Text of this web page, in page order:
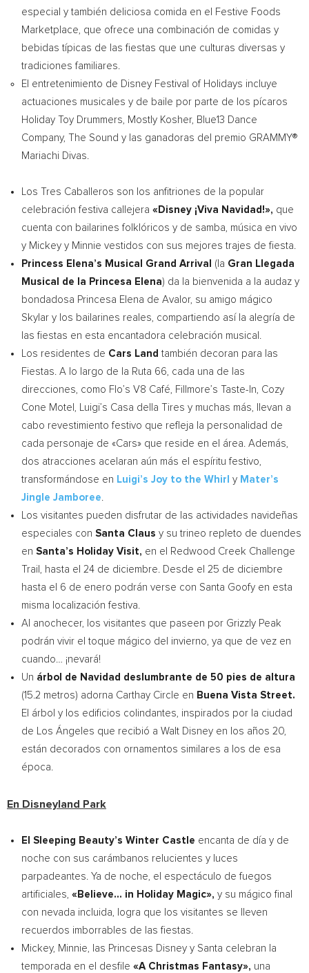
especial y también deliciosa comida en el Festive Foods
Marketplace, que ofrece una combinación de comidas y
bebidas típicas de las fiestas que une culturas diversas y
tradiciones familiares.
El entretenimiento de Disney Festival of Holidays incluye
actuaciones musicales y de baile por parte de los pícaros
Holiday Toy Drummers, Mostly Kosher, Blue13 Dance
Company, The Sound y las ganadoras del premio GRAMMY®
Mariachi Divas.
Los Tres Caballeros son los anfitriones de la popular
celebración festiva callejera «Disney ¡Viva Navidad!», que
cuenta con bailarines folklóricos y de samba, música en vivo
y Mickey y Minnie vestidos con sus mejores trajes de fiesta.
Princess Elena’s Musical Grand Arrival (la Gran Llegada
Musical de la Princesa Elena) da la bienvenida a la audaz y
bondadosa Princesa Elena de Avalor, su amigo mágico
Skylar y los bailarines reales, compartiendo así la alegría de
las fiestas en esta encantadora celebración musical.
Los residentes de Cars Land también decoran para las
Fiestas. A lo largo de la Ruta 66, cada una de las
direcciones, como Flo’s V8 Café, Fillmore’s Taste-In, Cozy
Cone Motel, Luigi’s Casa della Tires y muchas más, llevan a
cabo revestimiento festivo que refleja la personalidad de
cada personaje de «Cars» que reside en el área. Además,
dos atracciones acelaran aún más el espíritu festivo,
transformándose en Luigi’s Joy to the Whirl y Mater’s
Jingle Jamboree.
Los visitantes pueden disfrutar de las actividades navideñas
especiales con Santa Claus y su trineo repleto de duendes
en Santa’s Holiday Visit, en el Redwood Creek Challenge
Trail, hasta el 24 de diciembre. Desde el 25 de diciembre
hasta el 6 de enero podrán verse con Santa Goofy en esta
misma localización festiva.
Al anochecer, los visitantes que paseen por Grizzly Peak
podrán vivir el toque mágico del invierno, ya que de vez en
cuando… ¡nevará!
Un árbol de Navidad deslumbrante de 50 pies de altura
(15.2 metros) adorna Carthay Circle en Buena Vista Street.
El árbol y los edificios colindantes, inspirados por la ciudad
de Los Ángeles que recibió a Walt Disney en los años 20,
están decorados con ornamentos similares a los de esa
época.
En Disneyland Park
El Sleeping Beauty’s Winter Castle encanta de día y de
noche con sus carámbanos relucientes y luces
parpadeantes. Ya de noche, el espectáculo de fuegos
artificiales, «Believe… in Holiday Magic», y su mágico final
con nevada incluida, logra que los visitantes se lleven
recuerdos imborrables de las fiestas.
Mickey, Minnie, las Princesas Disney y Santa celebran la
temporada en el desfile «A Christmas Fantasy», una